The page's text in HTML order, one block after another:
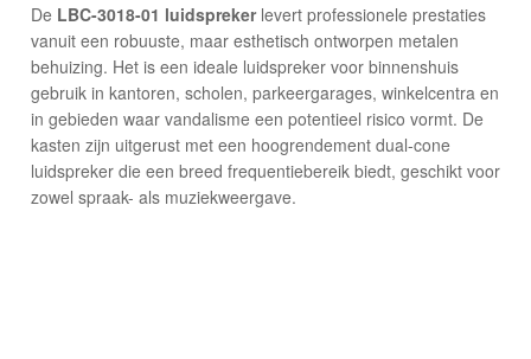
De LBC-3018-01 luidsprekerlevert professionele prestaties
vanuit een robuuste, maar esthetisch ontworpen metalen
behuizing. Het is een ideale luidspreker voor binnenshuis
gebruik in kantoren, scholen, parkeergarages, winkelcentra en
in gebieden waar vandalisme een potentieel risico vormt. De
kasten zijn uitgerust met een hoogrendement dual-cone
luidspreker die een breed frequentiebereik biedt, geschikt voor
zowel spraak- als muziekweergave.